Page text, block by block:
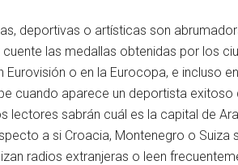
deportivas o artísticas son
las medallas obtenidas por los
o en la Eurocopa, e incluso
cuando aparece un deportista
sabrán cuál es la capital de
a si Croacia, Montenegro o
radios extranjeras o leen